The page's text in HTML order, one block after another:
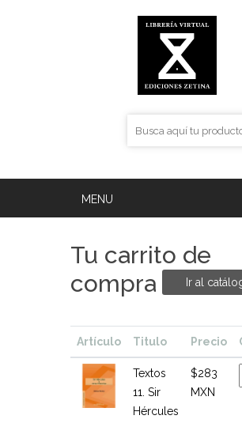
Tu carrito de
compra
Ir al
Artículo Titulo Precio
Textos
11. Sir
Hércules
$283
MXN